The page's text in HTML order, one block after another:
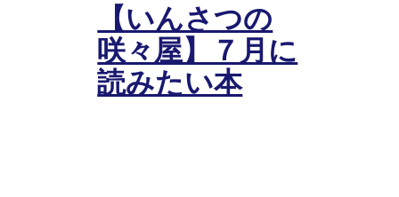
【いんさつの
咲々屋】７月に
読みたい本